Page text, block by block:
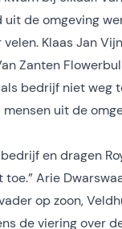
uit de omgeving
Klaas Jan
Zanten
bedrijf niet weg
mensen uit de
en dragen
toe.” Arie
op zoon,
de viering over